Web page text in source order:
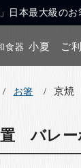
日本最大級の
食器 小夏 ご
お箸 京焼
バレー